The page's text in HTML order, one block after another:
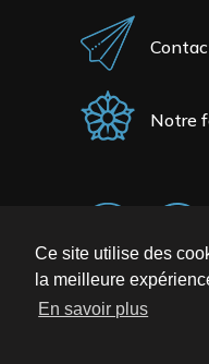
Ce site utilise des
la meilleure
En savoir plus
Notre